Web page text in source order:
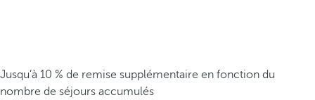
Jusqu’à 10 % de remise supplémentaire en fonction du
nombre de séjours accumulés